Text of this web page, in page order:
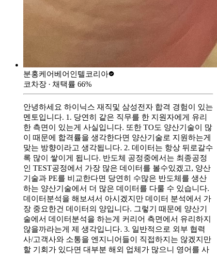
분홍케어베어 인텔코리아
코차장 ∙ 채택률 66%
안녕하세요 하이닉스 재직및 삼성전자 합격 경험이 있는
멘토입니다. 1. 당연히 같은 직무를 한 지원자에게 유리
한 측면이 있는게 사실입니다. 또한 TO도 양산기술이 많
이 때문에 합격률을 생각한다면 양산기술로 지원하는게
맞는 방향이라고 생각됩니다. 2. 데이터는 항상 뒤로갈수
록 많이 쌓이게 됩니다. 반도체 공정중에서는 최종공정
인 TEST공정에서 가장 많은 데이터를 볼수있겠고, 양산
기술과 PE를 비교한다면 당연히 수많은 반도체를 생산
하는 양산기술에서 더 많은 데이터를 다룰 수 있습니다.
데이터분석을 해보셔서 아시겠지만 데이터 분석에서 가
장 중요한건 데이터의 양입니다. 그렇기 때문에 양산기
술에서 데이터분석을 하는게 커리어 측면에서 유리하지
않을까라는게 제 생각입니다. 3. 일반적으로 외부 협력
사/고객사와 소통을 엔지니어들이 직접하지는 않겠지만
할 기회가 있다면 대부분 해외 업체가 많으니 영어를 사